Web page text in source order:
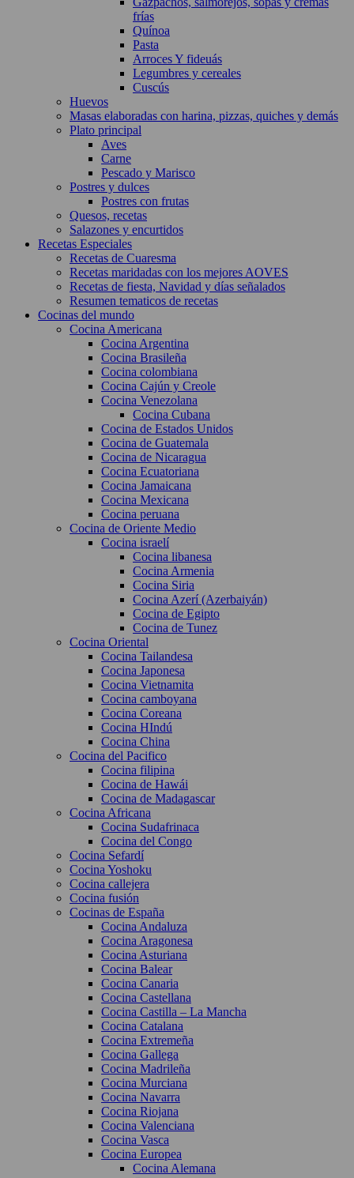
frías
Quínoa
Pasta
Arroces Y fideuás
Legumbres y cereales
Cuscús
Huevos
Masas elaboradas con harina, pizzas, quiches y demás
Plato principal
Aves
Carne
Pescado y Marisco
Postres y dulces
Postres con frutas
Quesos, recetas
Salazones y encurtidos
Recetas Especiales
Recetas de Cuaresma
Recetas maridadas con los mejores AOVES
Recetas de fiesta, Navidad y días señalados
Resumen tematicos de recetas
Cocinas del mundo
Cocina Americana
Cocina Argentina
Cocina Brasileña
Cocina colombiana
Cocina Cajún y Creole
Cocina Venezolana
Cocina Cubana
Cocina de Estados Unidos
Cocina de Guatemala
Cocina de Nicaragua
Cocina Ecuatoriana
Cocina Jamaicana
Cocina Mexicana
Cocina peruana
Cocina de Oriente Medio
Cocina israelí
Cocina libanesa
Cocina Armenia
Cocina Siria
Cocina Azerí (Azerbaiyán)
Cocina de Egipto
Cocina de Tunez
Cocina Oriental
Cocina Tailandesa
Cocina Japonesa
Cocina Vietnamita
Cocina camboyana
Cocina Coreana
Cocina HIndú
Cocina China
Cocina del Pacifico
Cocina filipina
Cocina de Hawái
Cocina de Madagascar
Cocina Africana
Cocina Sudafrinaca
Cocina del Congo
Cocina Sefardí
Cocina Yoshoku
Cocina callejera
Cocina fusión
Cocinas de España
Cocina Andaluza
Cocina Aragonesa
Cocina Asturiana
Cocina Balear
Cocina Canaria
Cocina Castellana
Cocina Castilla – La Mancha
Cocina Catalana
Cocina Extremeña
Cocina Gallega
Cocina Madrileña
Cocina Murciana
Cocina Navarra
Cocina Riojana
Cocina Valenciana
Cocina Vasca
Cocina Europea
Cocina Alemana